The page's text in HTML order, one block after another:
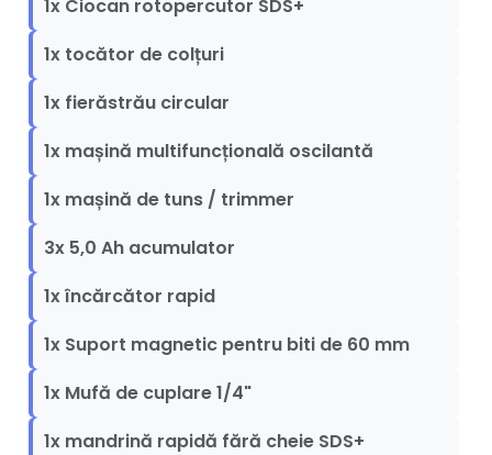
1x Ciocan rotopercutor SDS+
1x tocător de colțuri
1x fierăstrău circular
1x mașină multifuncțională oscilantă
1x mașină de tuns / trimmer
3x 5,0 Ah acumulator
1x încărcător rapid
1x Suport magnetic pentru biti de 60 mm
1x Mufă de cuplare 1/4"
1x mandrină rapidă fără cheie SDS+